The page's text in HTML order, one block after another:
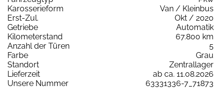
Karosserieform
Van / Kleinbus
Erst-Zul.
Okt / 2020
Getriebe
Automatik
Kilometerstand
67.800 km
Anzahl der Türen
5
Farbe
Grau
Standort
Zentrallager
Lieferzeit
ab ca. 11.08.2026
Unsere Nummer
63331336-7_71873